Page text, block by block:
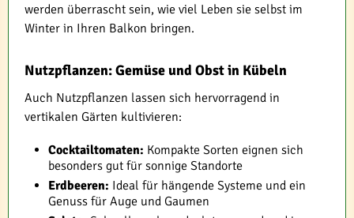
werden überrascht sein, wie viel Leben sie selbst im
Winter in Ihren Balkon bringen.
Nutzpflanzen: Gemüse und Obst in Kübeln
Auch Nutzpflanzen lassen sich hervorragend in
vertikalen Gärten kultivieren:
Cocktailtomaten: Kompakte Sorten eignen sich
besonders gut für sonnige Standorte
Erdbeeren: Ideal für hängende Systeme und ein
Genuss für Auge und Gaumen